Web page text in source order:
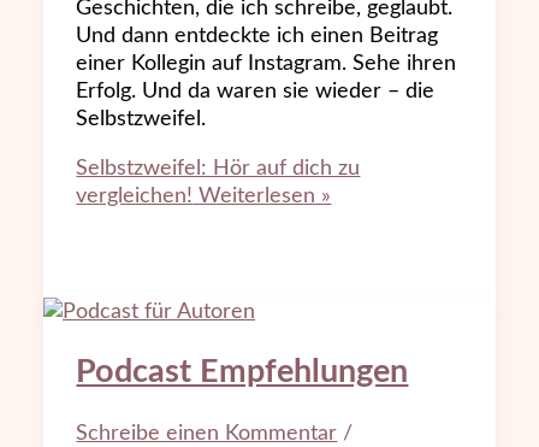
Geschichten, die ich schreibe, geglaubt.
Und dann entdeckte ich einen Beitrag
einer Kollegin auf Instagram. Sehe ihren
Erfolg. Und da waren sie wieder – die
Selbstzweifel.
Selbstzweifel: Hör auf dich zu
vergleichen! Weiterlesen »
Podcast Empfehlungen
Schreibe einen Kommentar /